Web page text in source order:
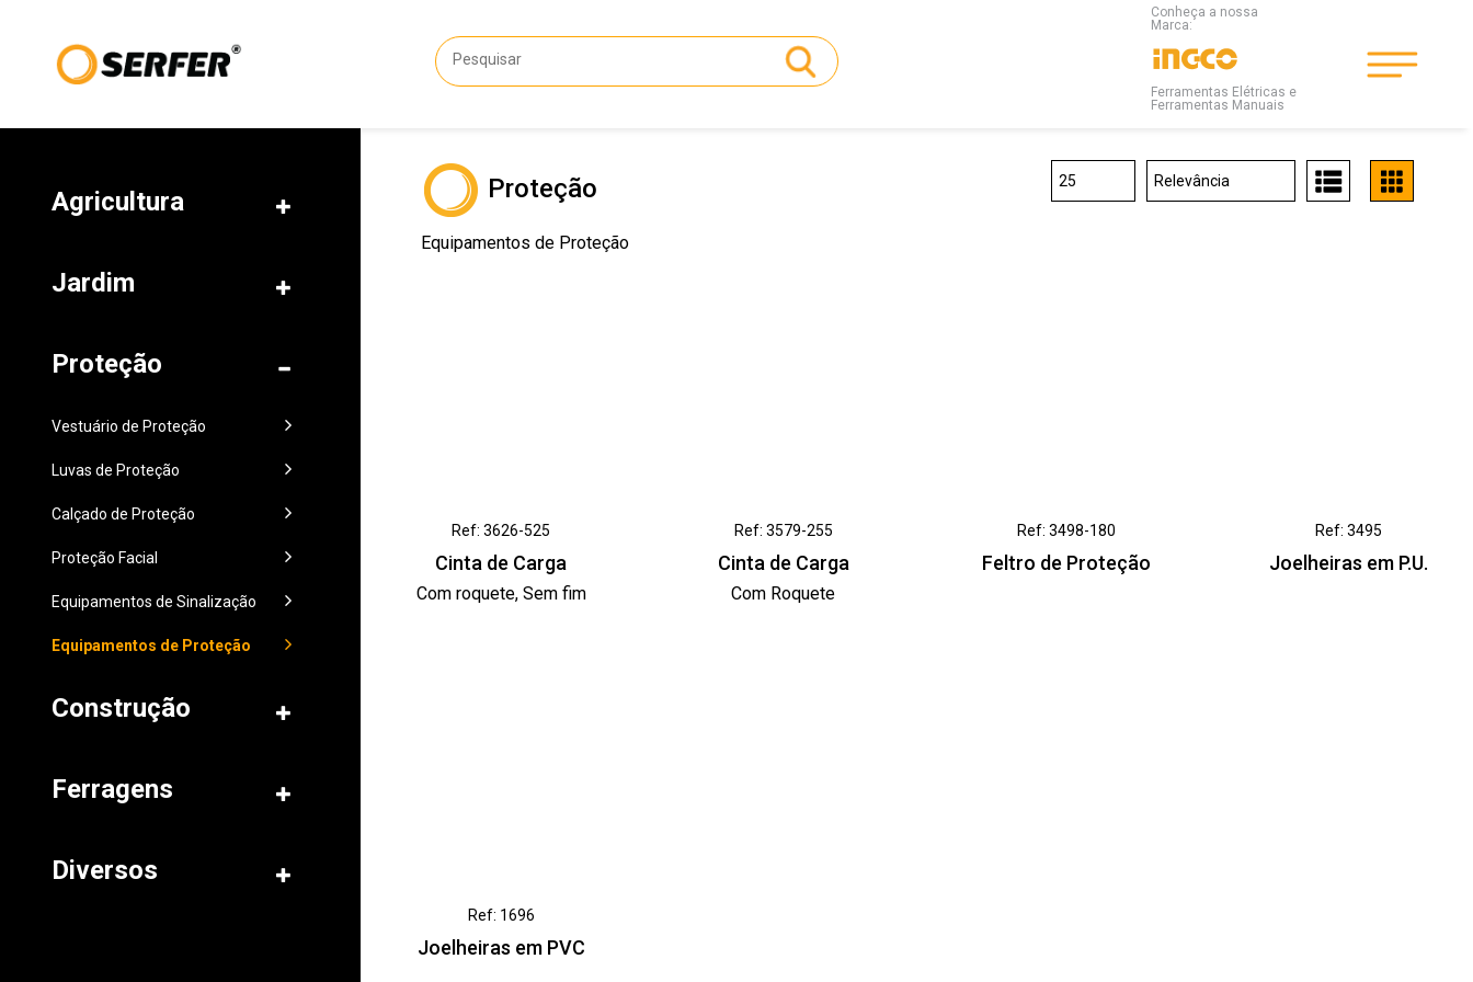
Conheça a nossa
Marca:
Ferramentas Elétricas e
Ferramentas Manuais
Agricultura
Jardim
Proteção
Vestuário de Proteção
Luvas de Proteção
Calçado de Proteção
Proteção Facial
Equipamentos de Sinalização
Equipamentos de Proteção
Construção
Ferragens
Diversos
Proteção
Equipamentos de Proteção
Ref: 3626-525
Cinta de Carga
Com roquete, Sem fim
Ref: 3579-255
Cinta de Carga
Com Roquete
Ref: 3498-180
Feltro de Proteção
Ref: 3495
Joelheiras em P.U.
Ref: 1696
Joelheiras em PVC